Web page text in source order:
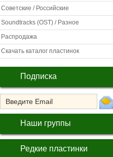
Советские / Российские
Soundtracks (OST) / Разное
Распродажа
Скачать каталог пластинок
Подписка
Наши группы
Редкие пластинки